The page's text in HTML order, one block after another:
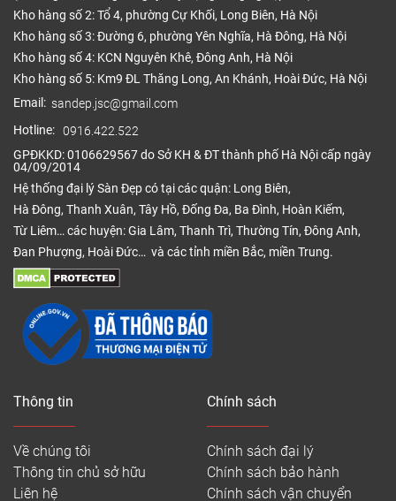
Kho hàng số 2: Tổ 4, phường Cự Khối, Long Biên, Hà Nội
Kho hàng số 3: Đường 6, phường Yên Nghĩa, Hà Đông, Hà Nội
Kho hàng số 4: KCN Nguyên Khê, Đông Anh, Hà Nội
Kho hàng số 5: Km9 ĐL Thăng Long, An Khánh, Hoài Đức, Hà Nội
Email: sandep.jsc@gmail.com
Hotline: 0916.422.522
GPĐKKD: 0106629567 do Sở KH & ĐT thành phố Hà Nội cấp ngày
04/09/2014
Hệ thống đại lý Sàn Đẹp có tại các quận: Long Biên,
Hà Đông, Thanh Xuân, Tây Hồ, Đống Đa, Ba Đình, Hoàn Kiếm,
Từ Liêm… các huyện: Gia Lâm, Thanh Trì, Thường Tín, Đông Anh,
Đan Phượng, Hoài Đức… và các tỉnh miền Bắc, miền Trung.
Thông tin
Về chúng tôi
Thông tin chủ sở hữu
Liên hệ
Chính sách
Chính sách đại lý
Chính sách bảo hành
Chính sách vận chuyển